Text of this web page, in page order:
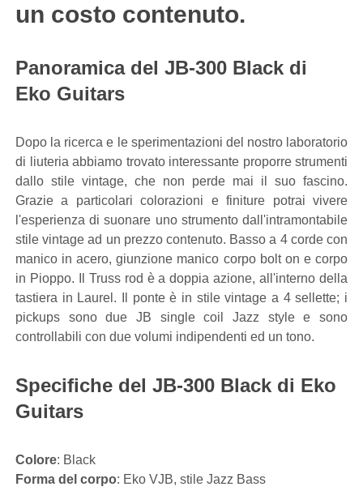
un costo contenuto.
Panoramica del JB-300 Black di
Eko Guitars
Dopo la ricerca e le sperimentazioni del nostro laboratorio
di liuteria abbiamo trovato interessante proporre strumenti
dallo stile vintage, che non perde mai il suo fascino.
Grazie a particolari colorazioni e finiture potrai vivere
l'esperienza di suonare uno strumento dall'intramontabile
stile vintage ad un prezzo contenuto. Basso a 4 corde con
manico in acero, giunzione manico corpo bolt on e corpo
in Pioppo. Il Truss rod è a doppia azione, all'interno della
tastiera in Laurel. Il ponte è in stile vintage a 4 sellette; i
pickups sono due JB single coil Jazz style e sono
controllabili con due volumi indipendenti ed un tono.
Specifiche del JB-300 Black di Eko
Guitars
Colore: Black
Forma del corpo: Eko VJB, stile Jazz Bass